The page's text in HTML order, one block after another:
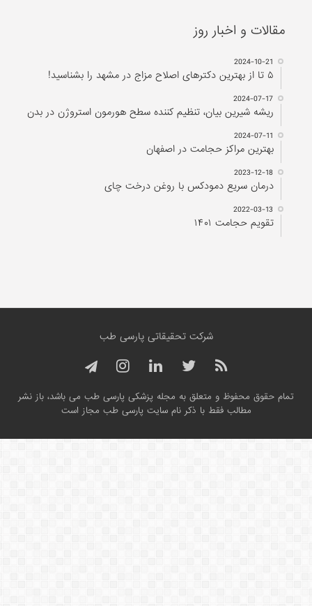
مقالات و اخبار روز
2024-10-21
۵ تا از بهترین دکتر‌های اصلاح مزاج در مشهد را بشناسید!
2024-07-17
ریشه شیرین بیان، تنظیم کننده سطح هورمون استروژن در بدن
2024-07-11
بهترین مراکز حجامت در اصفهان
2023-12-18
درمان سریع دمودکس با روغن درخت چای
2022-03-13
تقویم حجامت ۱۴۰۱
شرکت تحقیقاتی پارسی طب
تمام حقوق محفوظ و متعلق به مجله پزشکی پارسی طب می باشد، باز نشر
مطالب فقط با ذکر نام سایت پارسی طب مجاز است